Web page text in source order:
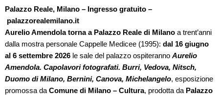
Palazzo Reale, Milano – Ingresso gratuito –
palazzorealemilano.it
Aurelio Amendola torna a Palazzo Reale di Milano a trent’anni
dalla mostra personale Cappelle Medicee (1995): dal 16 giugno
al 6 settembre 2026 le sale del palazzo ospiteranno Aurelio
Amendola. Capolavori fotografati. Burri, Vedova, Nitsch,
Duomo di Milano, Bernini, Canova, Michelangelo, esposizione
promossa da Comune di Milano – Cultura, prodotta da Palazzo